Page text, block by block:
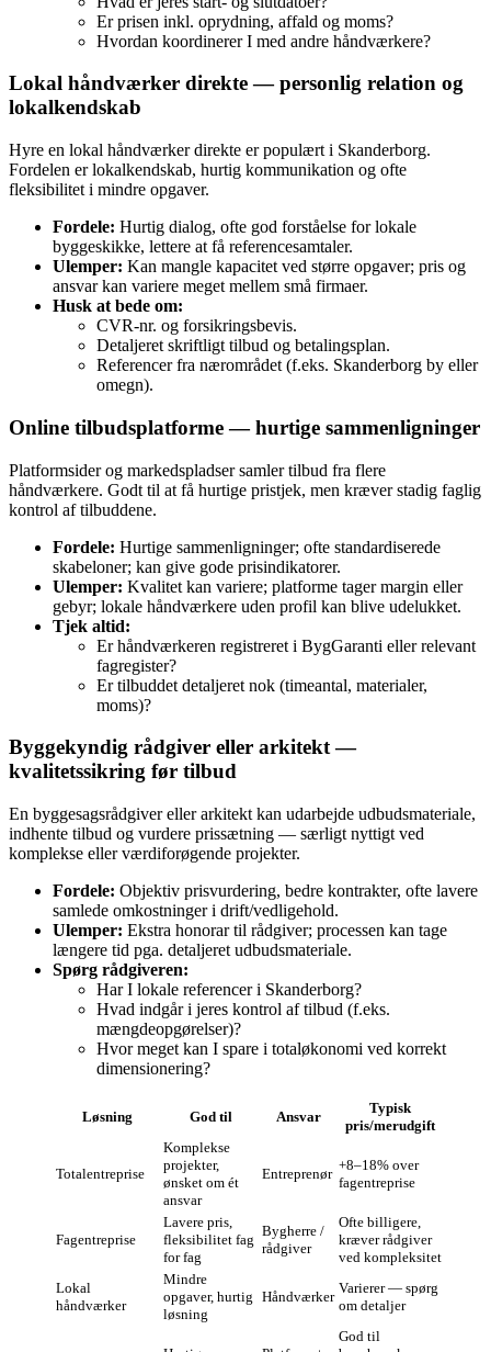
Er prisen inkl. oprydning, affald og moms?
Hvordan koordinerer I med andre håndværkere?
Lokal håndværker direkte — personlig relation og
lokalkendskab
Hyre en lokal håndværker direkte er populært i Skanderborg.
Fordelen er lokalkendskab, hurtig kommunikation og ofte
fleksibilitet i mindre opgaver.
Fordele: Hurtig dialog, ofte god forståelse for lokale
byggeskikke, lettere at få referencesamtaler.
Ulemper: Kan mangle kapacitet ved større opgaver; pris og
ansvar kan variere meget mellem små firmaer.
Husk at bede om:
CVR‑nr. og forsikringsbevis.
Detaljeret skriftligt tilbud og betalingsplan.
Referencer fra nærområdet (f.eks. Skanderborg by eller
omegn).
Online tilbudsplatforme — hurtige sammenligninger
Platformsider og markedspladser samler tilbud fra flere
håndværkere. Godt til at få hurtige pristjek, men kræver stadig faglig
kontrol af tilbuddene.
Fordele: Hurtige sammenligninger; ofte standardiserede
skabeloner; kan give gode prisindikatorer.
Ulemper: Kvalitet kan variere; platforme tager margin eller
gebyr; lokale håndværkere uden profil kan blive udelukket.
Tjek altid:
Er håndværkeren registreret i BygGaranti eller relevant
fagregister?
Er tilbuddet detaljeret nok (timeantal, materialer,
moms)?
Byggekyndig rådgiver eller arkitekt —
kvalitetssikring før tilbud
En byggesagsrådgiver eller arkitekt kan udarbejde udbudsmateriale,
indhente tilbud og vurdere prissætning — særligt nyttigt ved
komplekse eller værdiforøgende projekter.
Fordele: Objektiv prisvurdering, bedre kontrakter, ofte lavere
samlede omkostninger i drift/vedligehold.
Ulemper: Ekstra honorar til rådgiver; processen kan tage
længere tid pga. detaljeret udbudsmateriale.
Spørg rådgiveren:
Har I lokale referencer i Skanderborg?
Hvad indgår i jeres kontrol af tilbud (f.eks.
mængdeopgørelser)?
Hvor meget kan I spare i totaløkonomi ved korrekt
dimensionering?
Løsning God til Ansvar
Typisk
pris/merudgift
Totalentreprise
Komplekse
projekter,
ønsket om ét
ansvar
Entreprenør
+8–18% over
fagentreprise
Fagentreprise
Lavere pris,
fleksibilitet fag
for fag
Bygherre /
rådgiver
Ofte billigere,
kræver rådgiver
ved kompleksitet
Lokal
håndværker
Mindre
opgaver, hurtig
løsning
Håndværker
Varierer — spørg
om detaljer
God til